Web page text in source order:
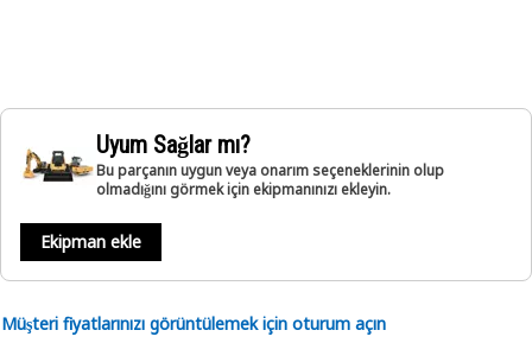
Uyum Sağlar mı?
Bu parçanın uygun veya onarım seçeneklerinin olup
olmadığını görmek için ekipmanınızı ekleyin.
Ekipman ekle
Müşteri fiyatlarınızı görüntülemek için oturum açın